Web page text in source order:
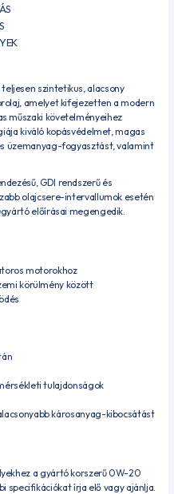
teljesen szintetikus, alacsony
amelyet kifejezetten a modern
műszaki követelményeihez
kiváló kopásvédelmet, magas
üzemanyag-fogyasztást, valamint
GDI rendszerű és
olajcsere-intervallumok esetén
előírásai megengedik.
motorokhoz
körülmény között
tulajdonságok
károsanyag-kibocsátást
a gyártó korszerű 0W-20
specifikációkat írja elő vagy ajánlja.